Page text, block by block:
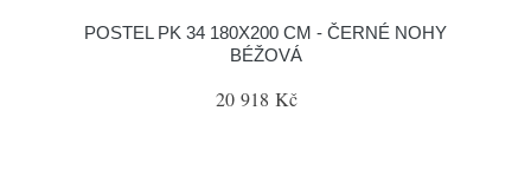
POSTEL PK 34 180X200 CM - ČERNÉ NOHY
BÉŽOVÁ
20 918 Kč